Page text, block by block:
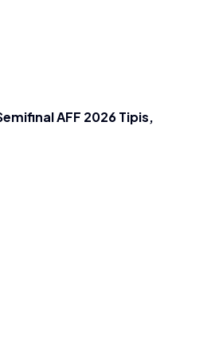
AFF 2026 Tipis,